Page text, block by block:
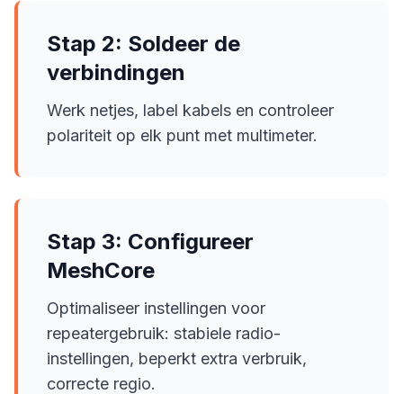
Stap 2: Soldeer de
verbindingen
Werk netjes, label kabels en controleer
polariteit op elk punt met multimeter.
Stap 3: Configureer
MeshCore
Optimaliseer instellingen voor
repeatergebruik: stabiele radio-
instellingen, beperkt extra verbruik,
correcte regio.